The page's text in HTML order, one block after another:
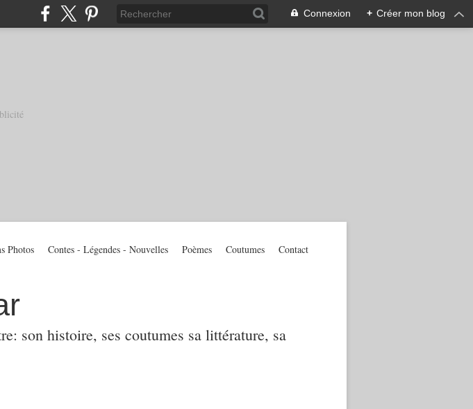
Connexion + Créer mon blog
son histoire, ses coutumes sa littérature, sa
Photos Contes - Légendes - Nouvelles Poèmes Coutumes Contact